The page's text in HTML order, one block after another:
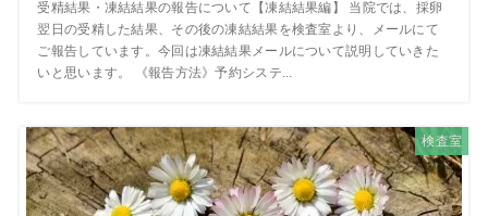
受精結果・凍結結果の報告について【凍結結果編】 当院では、採卵
翌日の受精した結果、その後の凍結結果を検査室より、メールにて
ご報告しています。今回は凍結結果メールについて説明していきた
いと思います。 《報告方法》予約システ...
検査室